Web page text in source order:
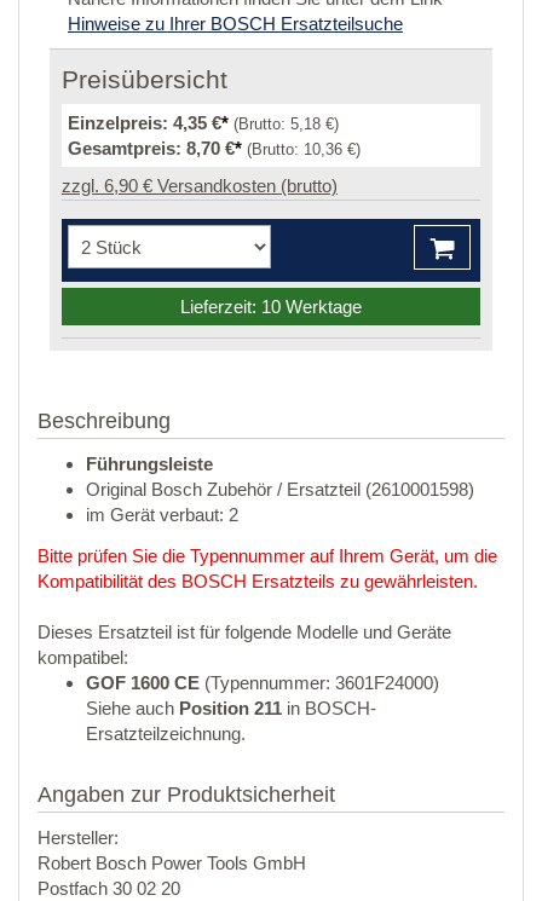
Hinweise zu Ihrer BOSCH Ersatzteilsuche
Preisübersicht
Einzelpreis: 4,35 €* (Brutto: 5,18 €)
Gesamtpreis: 8,70 €* (Brutto: 10,36 €)
zzgl. 6,90 € Versandkosten (brutto)
Lieferzeit: 10 Werktage
Beschreibung
Führungsleiste
Original Bosch Zubehör / Ersatzteil (2610001598)
im Gerät verbaut: 2
Bitte prüfen Sie die Typennummer auf Ihrem Gerät, um die
Kompatibilität des BOSCH Ersatzteils zu gewährleisten.
Dieses Ersatzteil ist für folgende Modelle und Geräte
kompatibel:
GOF 1600 CE (Typennummer: 3601F24000)
Siehe auch Position 211 in BOSCH-
Ersatzteilzeichnung.
Angaben zur Produktsicherheit
Hersteller:
Robert Bosch Power Tools GmbH
Postfach 30 02 20